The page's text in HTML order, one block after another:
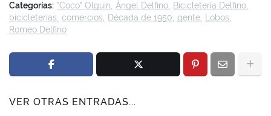
Categorías: "Coco" Olguín Ángel Delfino
Bicicletería Delfino
bicicleterías comercios Década de 1950 gente
Lobos
Romeo Delfino
VER OTRAS ENTRADAS...